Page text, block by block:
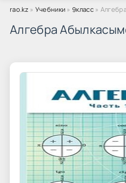
rao.kz» Учебники »9класс»
Алгебра